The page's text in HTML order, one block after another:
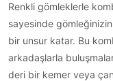
Renkli gömleklerle
sayesinde
bir unsur katar. Bu
arkadaşlarla
deri bir kemer veya